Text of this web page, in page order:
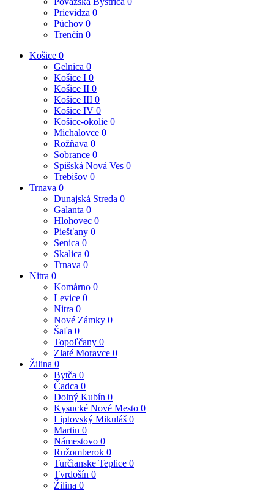
Prievidza 0
Púchov 0
Trenčín 0
Košice 0
Gelnica 0
Košice I 0
Košice II 0
Košice III 0
Košice IV 0
Košice-okolie 0
Michalovce 0
Rožňava 0
Sobrance 0
Spišská Nová Ves 0
Trebišov 0
Trnava 0
Dunajská Streda 0
Galanta 0
Hlohovec 0
Piešťany 0
Senica 0
Skalica 0
Trnava 0
Nitra 0
Komárno 0
Levice 0
Nitra 0
Nové Zámky 0
Šaľa 0
Topoľčany 0
Zlaté Moravce 0
Žilina 0
Bytča 0
Čadca 0
Dolný Kubín 0
Kysucké Nové Mesto 0
Liptovský Mikuláš 0
Martin 0
Námestovo 0
Ružomberok 0
Turčianske Teplice 0
Tvrdošín 0
Žilina 0